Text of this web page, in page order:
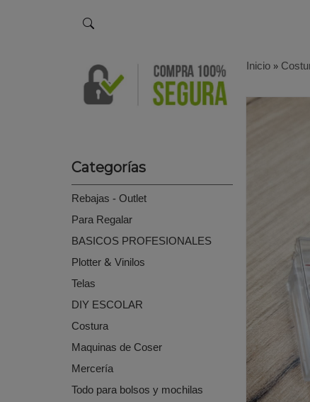
Categorías
Rebajas - Outlet
Para Regalar
BASICOS PROFESIONALES
Plotter & Vinilos
Telas
DIY ESCOLAR
Costura
Maquinas de Coser
Mercería
Todo para bolsos y mochilas
Inicio»